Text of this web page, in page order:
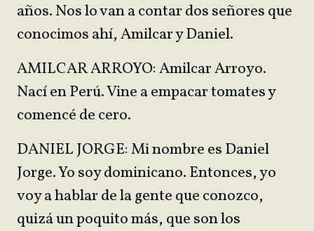
años. Nos lo van a contar dos señores que
conocimos ahí, Amilcar y Daniel.
AMILCAR ARROYO: Amilcar Arroyo.
Nací en Perú. Vine a empacar tomates y
comencé de cero.
DANIEL JORGE: Mi nombre es Daniel
Jorge. Yo soy dominicano. Entonces, yo
voy a hablar de la gente que conozco,
quizá un poquito más, que son los